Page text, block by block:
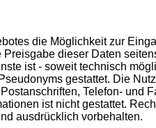
die Möglichkeit zur
dieser Daten
ist - soweit technisch
gestattet. Die
Telefon- und
ist nicht gestattet.
ausdrücklich vorbehalten.